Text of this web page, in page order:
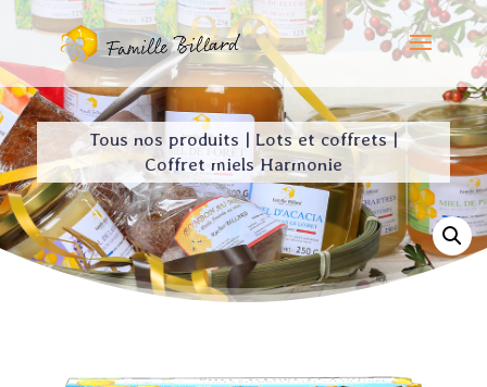
Tous nos produits | Lots et coffrets|
Coffret miels Harmonie